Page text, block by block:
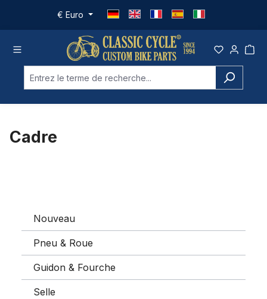
Passer au contenu principal
€ Euro
Cadre
Nouveau
Pneu & Roue
Guidon & Fourche
Selle